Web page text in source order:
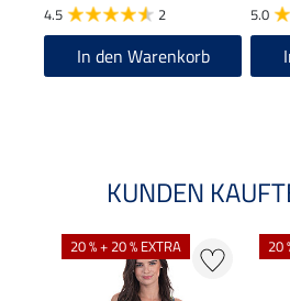
4.5 2
In den Warenkorb
5.0
KUNDEN
20 % + 20 % EXTRA 20